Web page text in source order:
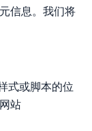
信息。我们将
式或脚本的位
站